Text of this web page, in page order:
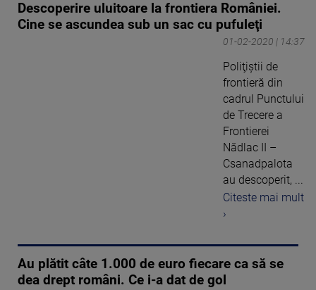
Descoperire uluitoare la frontiera României.
Cine se ascundea sub un sac cu pufuleţi
01-02-2020 | 14:37
Poliţiştii de
frontieră din
cadrul Punctului
de Trecere a
Frontierei
Nădlac II –
Csanadpalota
au descoperit, ...
Citeste mai mult
›
Au plătit câte 1.000 de euro fiecare ca să se
dea drept români. Ce i-a dat de gol